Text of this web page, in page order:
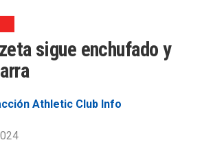
sigue enchufado y
Athletic Club Info